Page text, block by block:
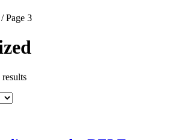
/ Page 3